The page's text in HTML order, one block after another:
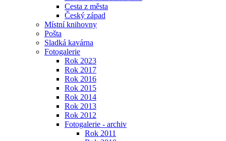
Cesta z města
Český západ
Místní knihovny
Pošta
Sladká kavárna
Fotogalerie
Rok 2023
Rok 2017
Rok 2016
Rok 2015
Rok 2014
Rok 2013
Rok 2012
Fotogalerie - archiv
Rok 2011